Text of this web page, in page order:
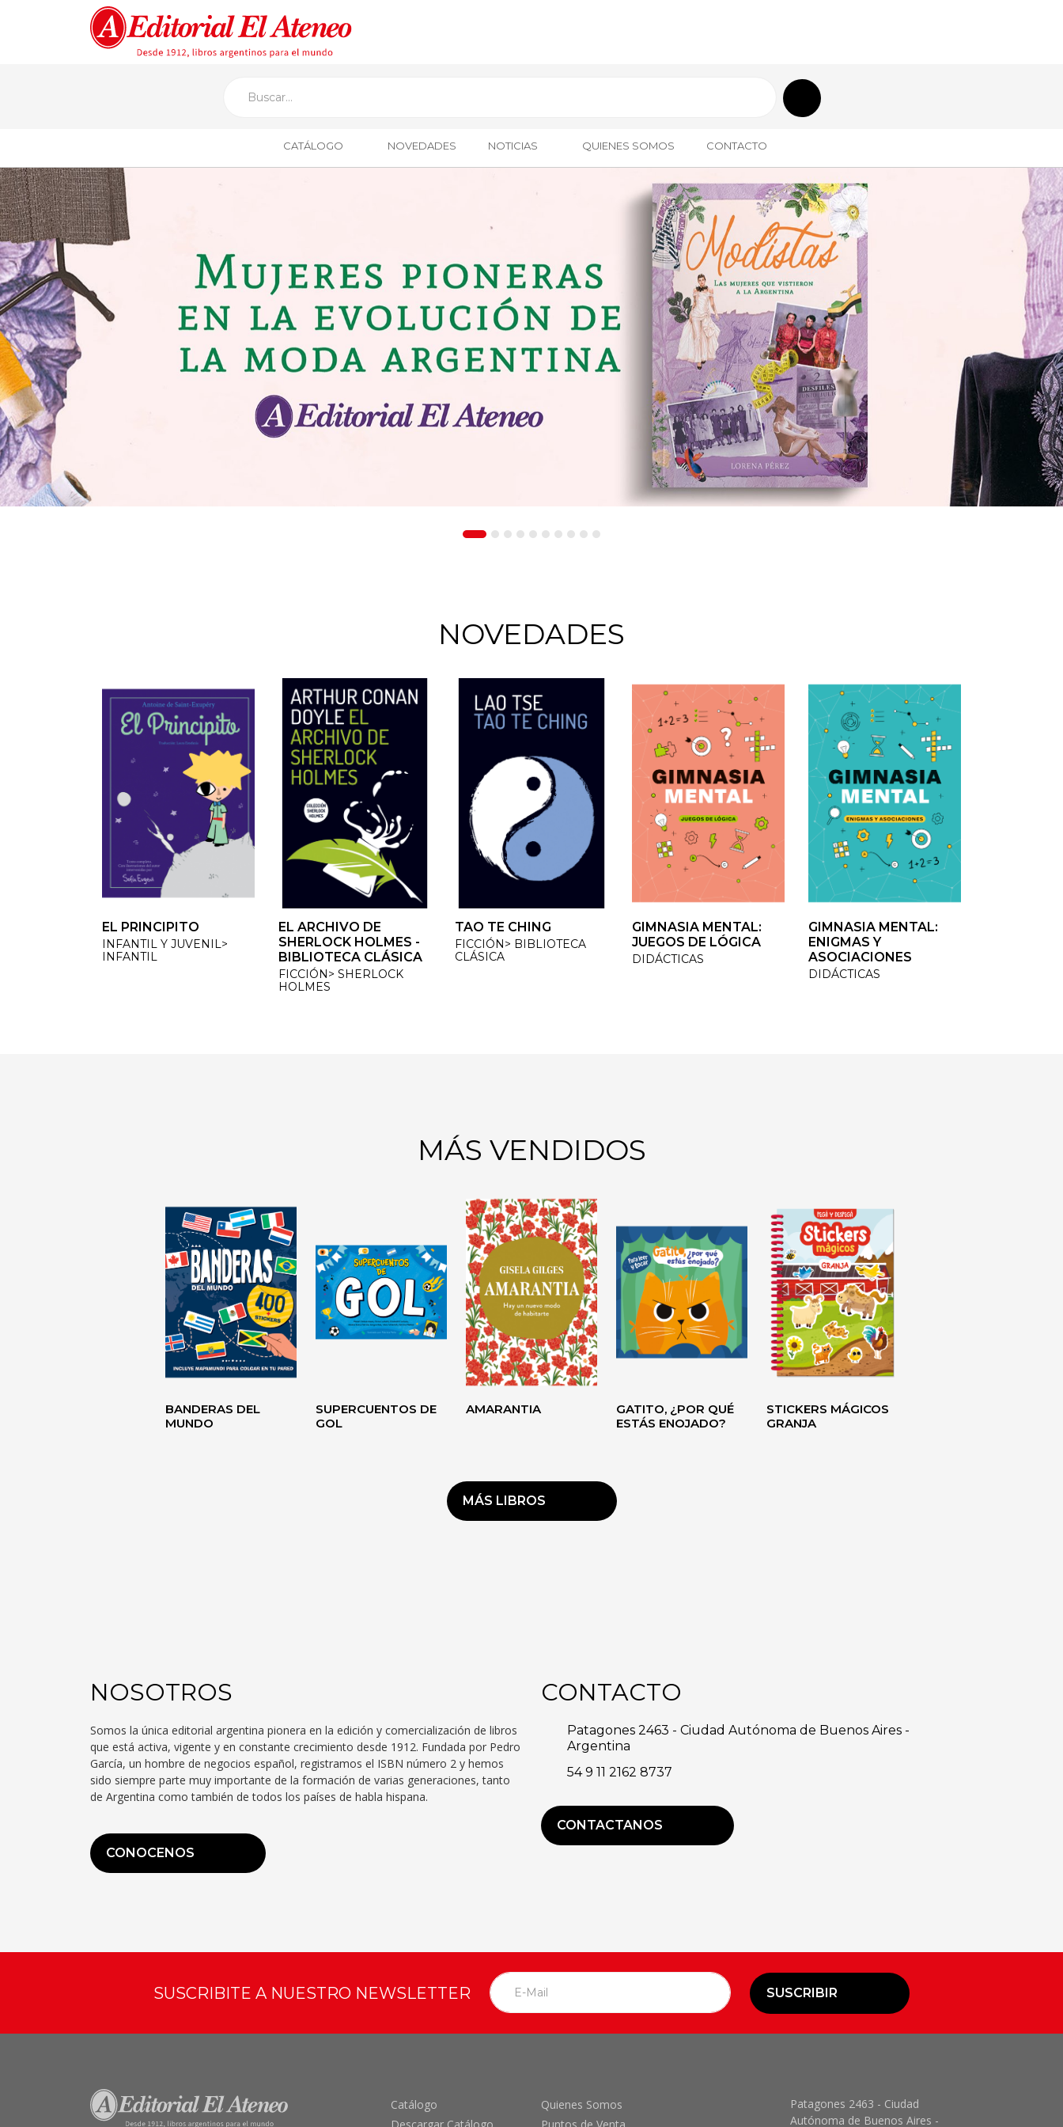
CATÁLOGO NOVEDADES NOTICIAS QUIENES SOMOS CONTACTO
NOVEDADES
EL PRINCIPITO
INFANTIL Y JUVENIL>
INFANTIL
EL ARCHIVO DE
SHERLOCK HOLMES -
BIBLIOTECA CLÁSICA
FICCIÓN> SHERLOCK
HOLMES
TAO TE CHING
FICCIÓN> BIBLIOTECA
CLÁSICA
GIMNASIA MENTAL:
JUEGOS DE LÓGICA
DIDÁCTICAS
GIMNASIA MENTAL:
ENIGMAS Y
ASOCIACIONES
DIDÁCTICAS
EL ARCHIVO DE
SHERLOCK HOLMES -
BIBLIOTECA CLÁSICA
FICCIÓN> SHERLOCK
HOLMES
TAO TE CHING
FICCIÓN> BIBLIOTECA
CLÁSICA
GIMNASIA MENTAL:
JUEGOS DE LÓGICA
DIDÁCTICAS
GIMNASIA MENTAL:
ENIGMAS Y
ASOCIACIONES
DIDÁCTICAS
LA TIRANÍA DEL
DIAGNÓSTICO
DESARROLLO
PERSONAL> AUTOAYUDA
MÁS VENDIDOS
BANDERAS DEL
MUNDO
SUPERCUENTOS DE
GOL
AMARANTIA
GATITO, ¿POR QUÉ
ESTÁS ENOJADO?
STICKERS MÁGICOS
GRANJA
MÁS LIBROS
NOSOTROS
Somos la única editorial argentina pionera en la edición y comercialización de libros
que está activa, vigente y en constante crecimiento desde 1912. Fundada por Pedro
García, un hombre de negocios español, registramos el ISBN número 2 y hemos
sido siempre parte muy importante de la formación de varias generaciones, tanto
de Argentina como también de todos los países de habla hispana.
CONOCENOS
CONTACTO
Patagones 2463 - Ciudad Autónoma de Buenos Aires -
Argentina
54 9 11 2162 8737
CONTACTANOS
SUSCRIBITE A NUESTRO NEWSLETTER SUSCRIBIR
Catálogo
Quienes Somos
Patagones 2463 - Ciudad
Autónoma de Buenos Aires -